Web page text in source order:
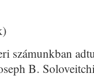
számunkban
B.